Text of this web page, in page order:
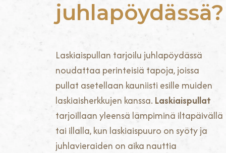
juhlapöydässä?
Laskiaispullan tarjoilu juhlapöydässä
noudattaa perinteisiä tapoja, joissa
pullat asetellaan kauniisti esille muiden
laskiaisherkkujen kanssa. Laskiaispullat
tarjoillaan yleensä lämpiminä iltapäivällä
tai illalla, kun laskiaispuuro on syöty ja
juhlavieraiden on aika nauttia